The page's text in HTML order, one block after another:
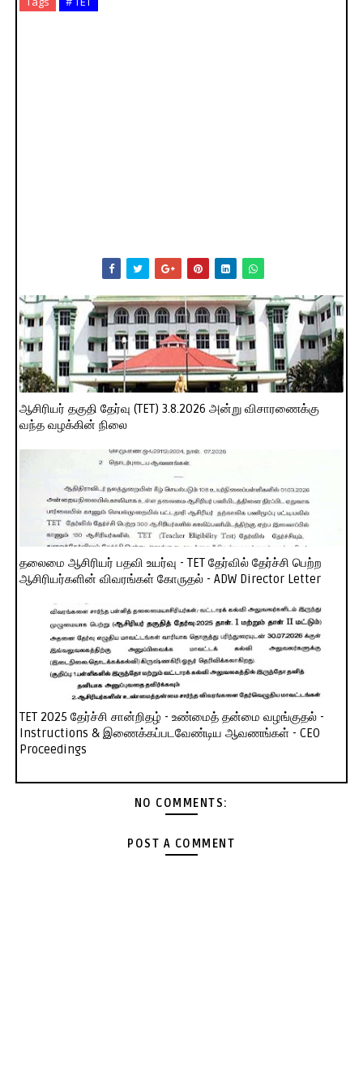
ஆசிரியர் தகுதி தேர்வு (TET) 3.8.2026 அன்று விசாரணைக்கு
வந்த வழக்கின் நிலை
தலைமை ஆசிரியர் பதவி உயர்வு - TET தேர்வில் தேர்ச்சி பெற்ற
ஆசிரியர்களின் விவரங்கள் கோருதல் - ADW Director Letter
TET 2025 தேர்ச்சி சான்றிதழ் - உண்மைத் தன்மை வழங்குதல் -
Instructions & இணைக்கப்படவேண்டிய ஆவணங்கள் - CEO
Proceedings
NO COMMENTS:
POST A COMMENT